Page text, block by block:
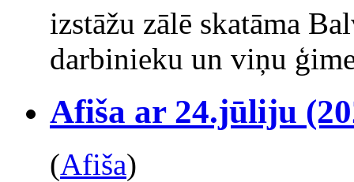
izstāžu zālē skatāma
darbinieku un viņu
Afiša ar 24.jūliju
(Afiša)